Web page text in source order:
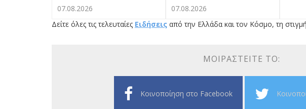
07.08.2026 07.08.2026
Δείτε όλες τις τελευταίες Ειδήσεις από την Ελλάδα και τον Κόσμο, τη
ΜΟΙΡΑΣΤΕΊΤΕ ΤΟ:
Κοινοποίηση στο Facebook